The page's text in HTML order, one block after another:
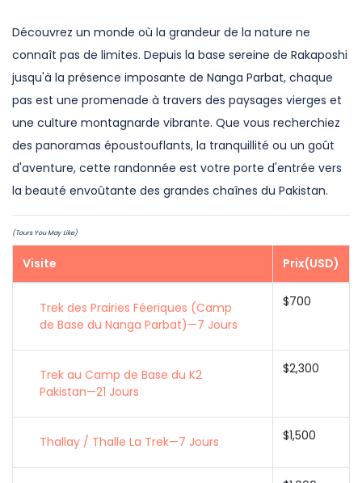
Découvrez un monde où la grandeur de la nature ne
connaît pas de limites. Depuis la base sereine de Rakaposhi
jusqu'à la présence imposante de Nanga Parbat, chaque
pas est une promenade à travers des paysages vierges et
une culture montagnarde vibrante. Que vous recherchiez
des panoramas époustouflants, la tranquillité ou un goût
d'aventure, cette randonnée est votre porte d'entrée vers
la beauté envoûtante des grandes chaînes du Pakistan.
(Tours You May Like)
Visite Prix(USD)
Trek des Prairies Féeriques (Camp
de Base du Nanga Parbat)—7 Jours
$700
Trek au Camp de Base du K2
Pakistan—21 Jours
$2,300
Thallay / Thalle La Trek—7 Jours $1,500